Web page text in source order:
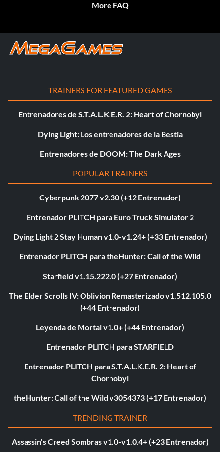
More FAQ
TRAINERS FOR FEATURED GAMES
Entrenadores de S.T.A.L.K.E.R. 2: Heart of Chornobyl
Dying Light: Los entrenadores de la Bestia
Entrenadores de DOOM: The Dark Ages
POPULAR TRAINERS
Cyberpunk 2077 v2.30 (+12 Entrenador)
Entrenador PLITCH para Euro Truck Simulator 2
Dying Light 2 Stay Human v1.0-v1.24+ (+33 Entrenador)
Entrenador PLITCH para theHunter: Call of the Wild
Starfield v1.15.222.0 (+27 Entrenador)
The Elder Scrolls IV: Oblivion Remasterizado v1.512.105.0
(+44 Entrenador)
Leyenda de Mortal v1.0+ (+44 Entrenador)
Entrenador PLITCH para STARFIELD
Entrenador PLITCH para S.T.A.L.K.E.R. 2: Heart of
Chornobyl
theHunter: Call of the Wild v3054373 (+17 Entrenador)
TRENDING TRAINER
Assassin's Creed Sombras v1.0-v1.0.4+ (+23 Entrenador)